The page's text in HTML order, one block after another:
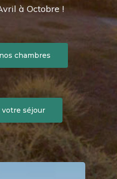
à Octobre !
chambres
votre séjour